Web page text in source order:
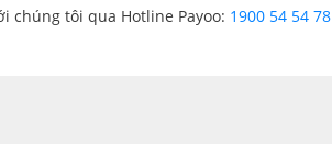
chúng tôi qua Hotline Payoo: 1900 54 54 78